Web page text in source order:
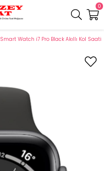
0
Smart Watch i7 Pro Black Akıllı Kol Saati